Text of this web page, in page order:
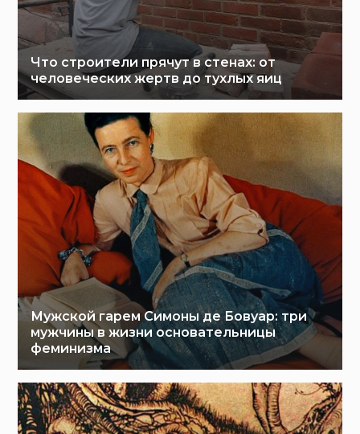
Что строители прячут в стенах: от
человеческих жертв до тухлых яиц
Мужской гарем Симоны де Бовуар: три
мужчины в жизни основательницы
феминизма